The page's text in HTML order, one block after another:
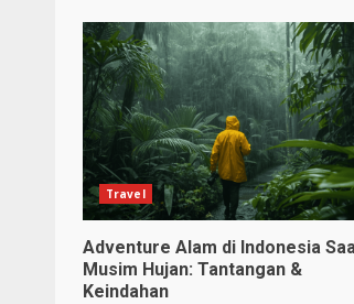
Travel
Adventure Alam di Indonesia
Musim Hujan: Tantangan &
Keindahan